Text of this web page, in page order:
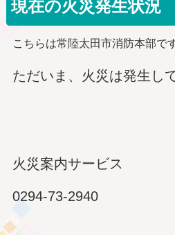
現在の火災発生状況
こちらは常陸太田市消防本部です
ただいま、火災は発生し
火災案内サービス
0294-73-2940